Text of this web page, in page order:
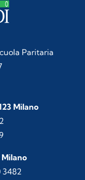
Paritaria
Milano
3482